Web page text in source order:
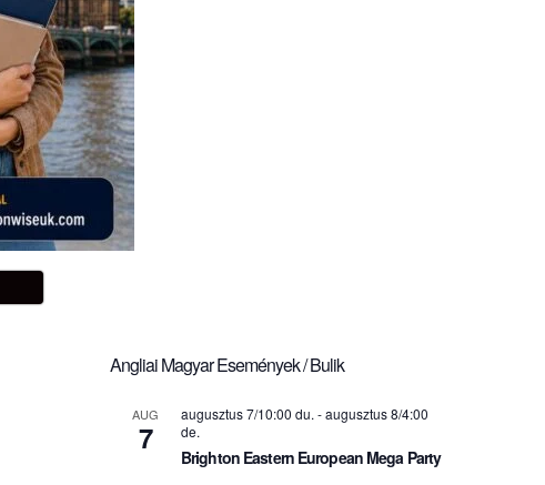
Angliai Magyar Események / Bulik
AUG
7
augusztus 7/10:00 du. -augusztus 8/4:00
de.
Brighton Eastern European Mega Party